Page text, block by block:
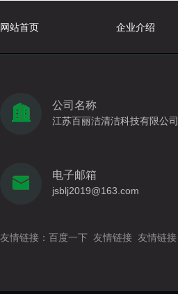
网站首页 企业介绍
公司名称
江苏百丽洁清洁科技有限公司
电子邮箱
jsblj2019@163.com
友情链接： 百度一下 友情链接 友情链接